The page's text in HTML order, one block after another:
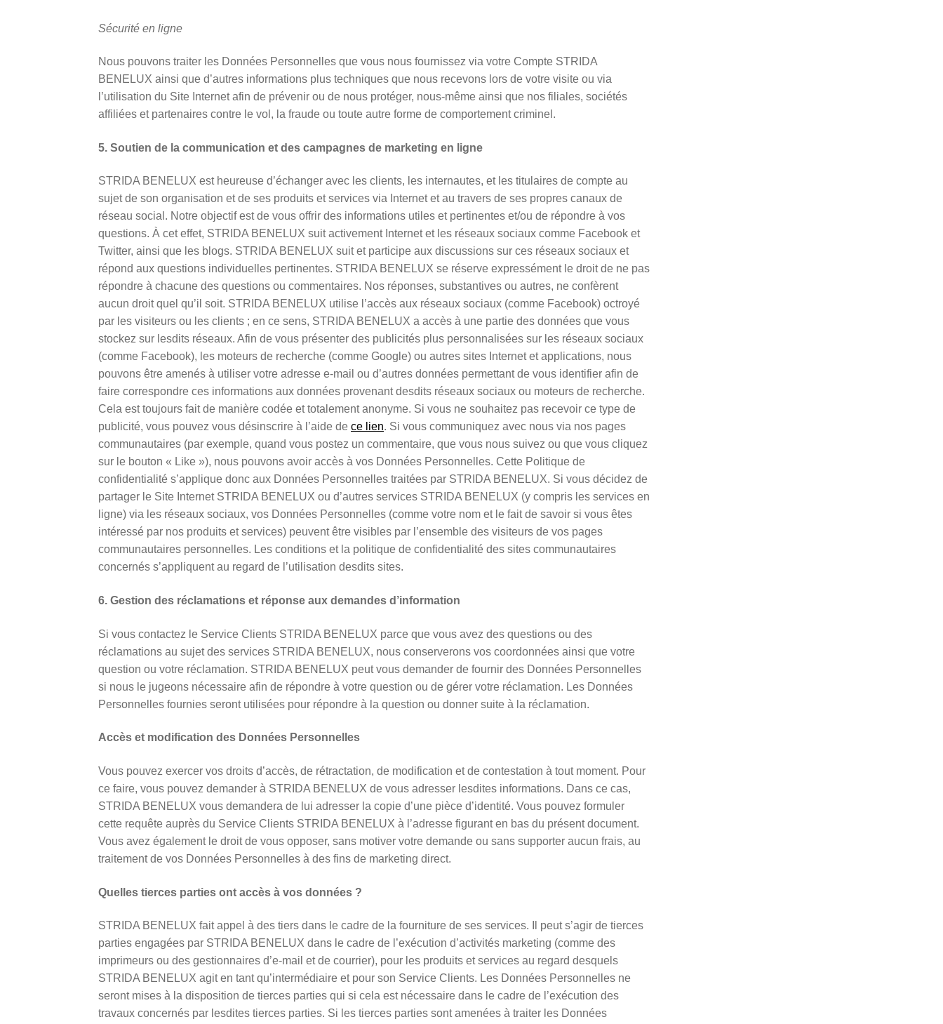
Sécurité en ligne
Nous pouvons traiter les Données Personnelles que vous nous fournissez via votre Compte STRIDA
BENELUX ainsi que d’autres informations plus techniques que nous recevons lors de votre visite ou via
l’utilisation du Site Internet afin de prévenir ou de nous protéger, nous-même ainsi que nos filiales, sociétés
affiliées et partenaires contre le vol, la fraude ou toute autre forme de comportement criminel.
5. Soutien de la communication et des campagnes de marketing en ligne
STRIDA BENELUX est heureuse d’échanger avec les clients, les internautes, et les titulaires de compte au
sujet de son organisation et de ses produits et services via Internet et au travers de ses propres canaux de
réseau social. Notre objectif est de vous offrir des informations utiles et pertinentes et/ou de répondre à vos
questions. À cet effet, STRIDA BENELUX suit activement Internet et les réseaux sociaux comme Facebook et
Twitter, ainsi que les blogs. STRIDA BENELUX suit et participe aux discussions sur ces réseaux sociaux et
répond aux questions individuelles pertinentes. STRIDA BENELUX se réserve expressément le droit de ne pas
répondre à chacune des questions ou commentaires. Nos réponses, substantives ou autres, ne confèrent
aucun droit quel qu’il soit. STRIDA BENELUX utilise l’accès aux réseaux sociaux (comme Facebook) octroyé
par les visiteurs ou les clients ; en ce sens, STRIDA BENELUX a accès à une partie des données que vous
stockez sur lesdits réseaux. Afin de vous présenter des publicités plus personnalisées sur les réseaux sociaux
(comme Facebook), les moteurs de recherche (comme Google) ou autres sites Internet et applications, nous
pouvons être amenés à utiliser votre adresse e-mail ou d’autres données permettant de vous identifier afin de
faire correspondre ces informations aux données provenant desdits réseaux sociaux ou moteurs de recherche.
Cela est toujours fait de manière codée et totalement anonyme. Si vous ne souhaitez pas recevoir ce type de
publicité, vous pouvez vous désinscrire à l’aide dece lien. Si vous communiquez avec nous via nos pages
communautaires (par exemple, quand vous postez un commentaire, que vous nous suivez ou que vous cliquez
sur le bouton « Like »), nous pouvons avoir accès à vos Données Personnelles. Cette Politique de
confidentialité s’applique donc aux Données Personnelles traitées par STRIDA BENELUX. Si vous décidez de
partager le Site Internet STRIDA BENELUX ou d’autres services STRIDA BENELUX (y compris les services en
ligne) via les réseaux sociaux, vos Données Personnelles (comme votre nom et le fait de savoir si vous êtes
intéressé par nos produits et services) peuvent être visibles par l’ensemble des visiteurs de vos pages
communautaires personnelles. Les conditions et la politique de confidentialité des sites communautaires
concernés s’appliquent au regard de l’utilisation desdits sites.
6. Gestion des réclamations et réponse aux demandes d’information
Si vous contactez le Service Clients STRIDA BENELUX parce que vous avez des questions ou des
réclamations au sujet des services STRIDA BENELUX, nous conserverons vos coordonnées ainsi que votre
question ou votre réclamation. STRIDA BENELUX peut vous demander de fournir des Données Personnelles
si nous le jugeons nécessaire afin de répondre à votre question ou de gérer votre réclamation. Les Données
Personnelles fournies seront utilisées pour répondre à la question ou donner suite à la réclamation.
Accès et modification des Données Personnelles
Vous pouvez exercer vos droits d’accès, de rétractation, de modification et de contestation à tout moment. Pour
ce faire, vous pouvez demander à STRIDA BENELUX de vous adresser lesdites informations. Dans ce cas,
STRIDA BENELUX vous demandera de lui adresser la copie d’une pièce d’identité. Vous pouvez formuler
cette requête auprès du Service Clients STRIDA BENELUX à l’adresse figurant en bas du présent document.
Vous avez également le droit de vous opposer, sans motiver votre demande ou sans supporter aucun frais, au
traitement de vos Données Personnelles à des fins de marketing direct.
Quelles tierces parties ont accès à vos données ?
STRIDA BENELUX fait appel à des tiers dans le cadre de la fourniture de ses services. Il peut s’agir de tierces
parties engagées par STRIDA BENELUX dans le cadre de l’exécution d’activités marketing (comme des
imprimeurs ou des gestionnaires d’e-mail et de courrier), pour les produits et services au regard desquels
STRIDA BENELUX agit en tant qu’intermédiaire et pour son Service Clients. Les Données Personnelles ne
seront mises à la disposition de tierces parties qui si cela est nécessaire dans le cadre de l’exécution des
travaux concernés par lesdites tierces parties. Si les tierces parties sont amenées à traiter les Données